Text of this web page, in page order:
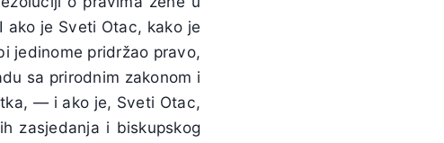
je Sveti Otac, kako je
jedinome pridržao pravo,
sa prirodnim zakonom i
— i ako je, Sveti Otac,
zasjedanja i biskupskog